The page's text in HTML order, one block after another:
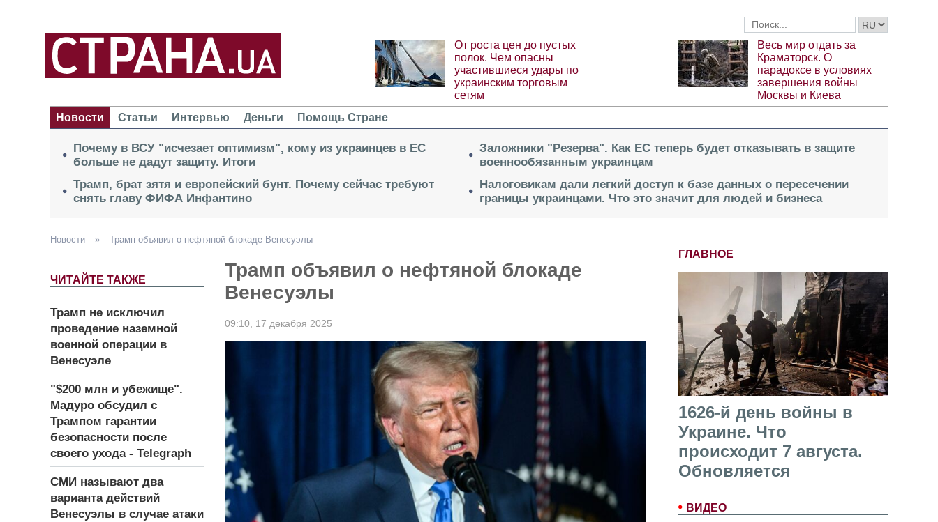
От роста цен до пустых
полок. Чем опасны
участившиеся удары по
украинским торговым
сетям
Весь мир отдать за
Краматорск. О
парадоксе в условиях
завершения войны
Москвы и Киева
Новости
Статьи Интервью Деньги Помощь Стране
Почему в ВСУ "исчезает оптимизм", кому из украинцев в ЕС
больше не дадут защиту. Итоги
Трамп, брат зятя и европейский бунт. Почему сейчас требуют
снять главу ФИФА Инфантино
Заложники "Резерва". Как ЕС теперь будет отказывать в защите
военнообязанным украинцам
Налоговикам дали легкий доступ к базе данных о пересечении
границы украинцами. Что это значит для людей и бизнеса
ГЛАВНОЕ
1626-й день войны в
Украине. Что
происходит 7 августа.
Обновляется
ВИДЕО
Новости » Трамп объявил о нефтяной блокаде Венесуэлы
ЧИТАЙТЕ ТАКЖЕ
Трамп не исключил
проведение наземной
военной операции в
Венесуэле
"$200 млн и убежище".
Мадуро обсудил с
Трампом гарантии
безопасности после
своего ухода - Telegraph
СМИ называют два
варианта действий
Венесуэлы в случае атаки
Трамп объявил о нефтяной блокаде
Венесуэлы
09:10, 17 декабря 2025